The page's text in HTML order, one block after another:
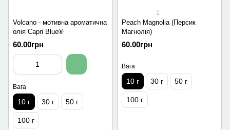
Volcano - мотивна ароматична
олія Capri Blue®
60.00грн
Вага
10 г 30 г 50 г
100 г
1
Peach Magnolia (Персик
Магнолія)
60.00грн
Вага
10 г 30 г 50 г
100 г